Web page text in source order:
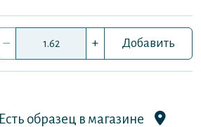
– + Добавить
Есть образец в магазине